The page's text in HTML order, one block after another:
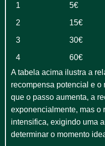
1 5€
2 15€
3 30€
4 60€
A tabela acima ilustra a
recompensa potencial e o
que o passo aumenta, a
exponencialmente, mas o
intensifica, exigindo uma
determinar o momento